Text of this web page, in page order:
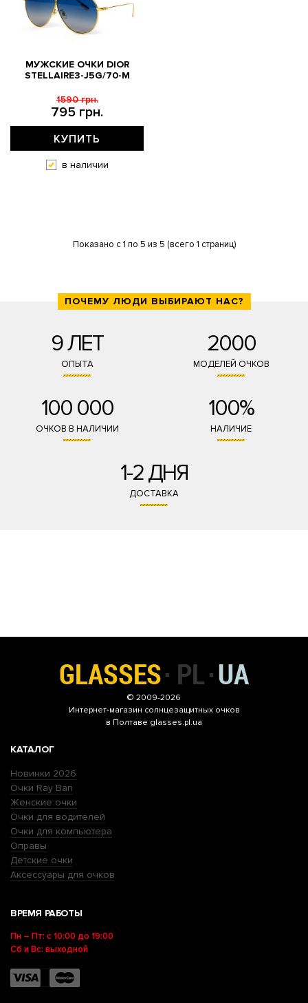
МУЖСКИЕ ОЧКИ DIOR
STELLAIRE3-J5G/70-M
795 грн.
1590 грн.
КУПИТЬ
в наличии
Показано с 1 по 5 из 5 (всего 1 страниц)
ПОЧЕМУ ЛЮДИ ВЫБИРАЮТ НАС?
9 ЛЕТ
ОПЫТА
2000
МОДЕЛЕЙ ОЧКОВ
100 000
ОЧКОВ В НАЛИЧИИ
100%
НАЛИЧИЕ
1-2 ДНЯ
ДОСТАВКА
© 2009-2026
Интернет-магазин солнцезащитных очков
в Полтаве glasses.pl.ua
КАТАЛОГ
Новинки 2026
Очки Ray Ban
Женские очки
Очки для водителей
Очки для компьютера
Оправы
Детские очки
Аксессуары для очков
ВРЕМЯ РАБОТЫ
Пн – Пт: с 10:00 до 19:00
Сб и Вс: выходной